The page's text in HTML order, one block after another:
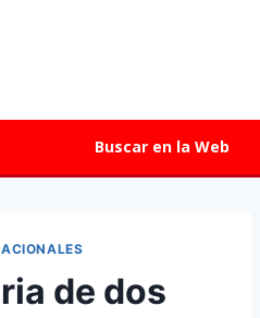
Buscar en la Web
de dos